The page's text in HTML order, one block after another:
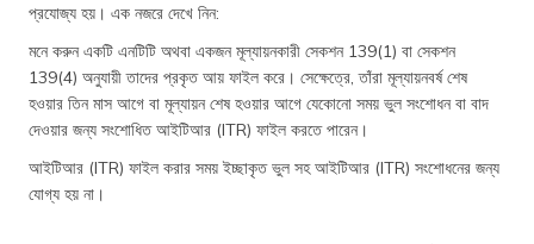
প্রযোজ্য হয়। এক নজরে দেখে নিন:
মনে করুন একটি এনটিটি অথবা একজন মূল্যায়নকারী সেকশন 139(1) বা সেকশন
139(4) অনুযায়ী তাদের প্রকৃত আয় ফাইল করে। সেক্ষেত্রে, তাঁরা মূল্যায়নবর্ষ শেষ
হওয়ার তিন মাস আগে বা মূল্যায়ন শেষ হওয়ার আগে যেকোনো সময় ভুল সংশোধন বা বাদ
দেওয়ার জন্য সংশোধিত আইটিআর (ITR) ফাইল করতে পারেন।
আইটিআর (ITR) ফাইল করার সময় ইচ্ছাকৃত ভুল সহ আইটিআর (ITR) সংশোধনের জন্য
যোগ্য হয় না।